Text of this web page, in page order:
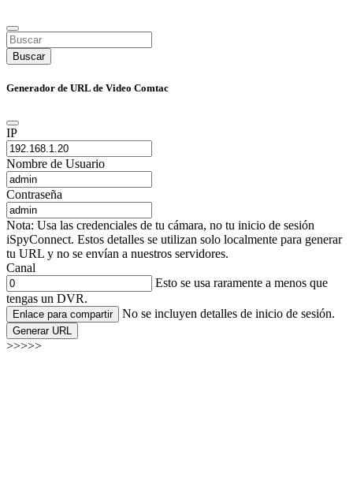
Buscar
Generador de URL de Video Comtac
IP
Nombre de Usuario
Contraseña
Nota: Usa las credenciales de tu cámara, no tu inicio de sesión
iSpyConnect. Estos detalles se utilizan solo localmente para generar
tu URL y no se envían a nuestros servidores.
Canal
Esto se usa raramente a menos que
tengas un DVR.
Enlace para compartir No se incluyen detalles de inicio de sesión.
Generar URL
>>>>>